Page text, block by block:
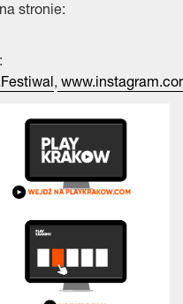
stronie:
,